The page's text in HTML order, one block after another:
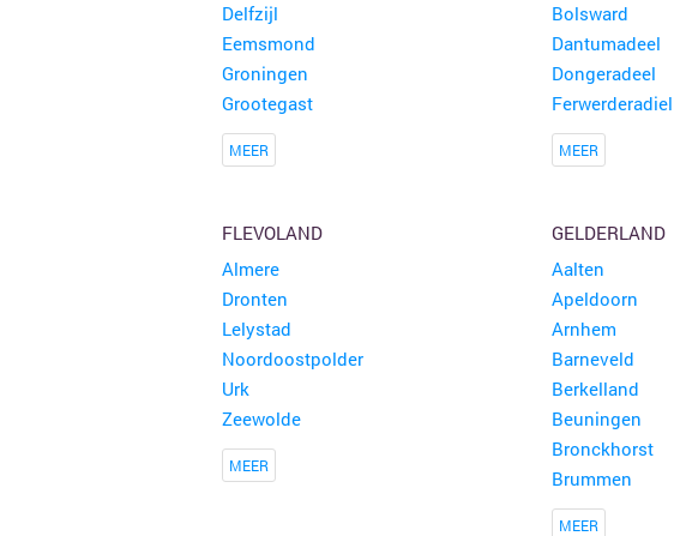
Delfzijl
Eemsmond
Groningen
Grootegast
MEER
Bolsward
Dantumadeel
Dongeradeel
Ferwerderadiel
MEER
FLEVOLAND
Almere
Dronten
Lelystad
Noordoostpolder
Urk
Zeewolde
MEER
GELDERLAND
Aalten
Apeldoorn
Arnhem
Barneveld
Berkelland
Beuningen
Bronckhorst
Brummen
MEER